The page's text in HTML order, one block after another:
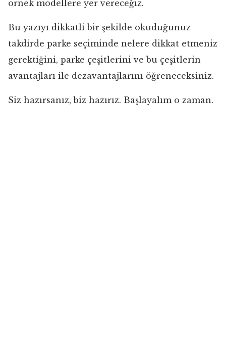
örnek modellere yer vereceğiz.
Bu yazıyı dikkatli bir şekilde okuduğunuz
takdirde parke seçiminde nelere dikkat etmeniz
gerektiğini, parke çeşitlerini ve bu çeşitlerin
avantajları ile dezavantajlarını öğreneceksiniz.
Siz hazırsanız, biz hazırız. Başlayalım o zaman.